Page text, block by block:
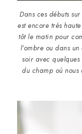
Dans ces débuts
est encore très
tôt le matin pour
l’ombre ou dans
soir avec
du champ où